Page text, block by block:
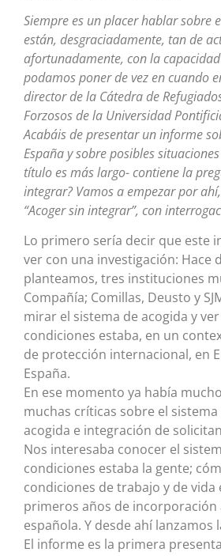
Siempre es un placer hablar sobre
están, desgraciadamente, tan de
afortunadamente, con la
podamos poner de vez en cuando
director de la Cátedra de
Forzosos de la Universidad
Acabáis de presentar un informe
España y sobre posibles
título es más largo- contiene la
integrar? Vamos a empezar por
“Acoger sin integrar”, con
Lo primero sería decir que este
ver con una investigación: Hace
planteamos, tres instituciones
Compañía; Comillas, Deusto y
mirar el sistema de acogida y
condiciones estaba, en un
de protección internacional, en
España.
En ese momento ya había
muchas críticas sobre el
acogida e integración de
Nos interesaba conocer el
condiciones estaba la gente;
condiciones de trabajo y de vida
primeros años de incorporación
española. Y desde ahí lanzamos
El informe es la primera